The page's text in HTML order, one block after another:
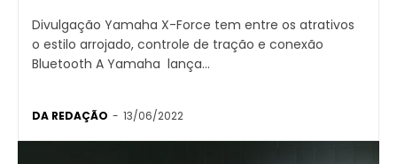
Divulgação Yamaha X-Force tem entre os atrativos
o estilo arrojado, controle de tração e conexão
Bluetooth A Yamaha lança...
DA REDAÇÃO - 13/06/2022